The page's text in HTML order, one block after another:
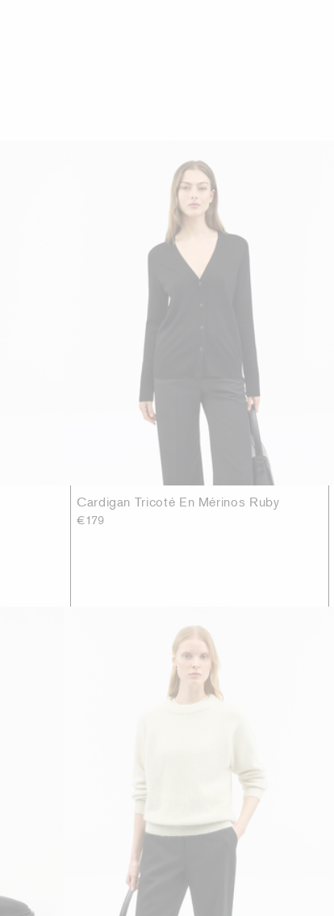
Cardigan Tricoté En Mérinos Ruby
€179